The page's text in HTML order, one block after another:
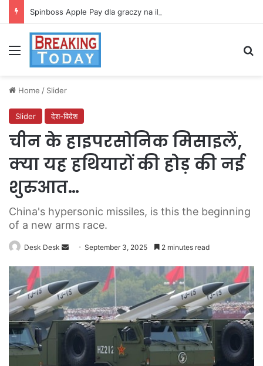
Spinboss Apple Pay dla graczy na iPhone
Menu
Home / Slider
Slider देश-विदेश
चीन के हाइपरसोनिक मिसाइलें,
क्या यह हथियारों की होड़ की नई
शुरुआत…
China's hypersonic missiles, is this the beginning
of a new arms race.
Desk Desk
SendSeptember 3, 2025 2 minutes read